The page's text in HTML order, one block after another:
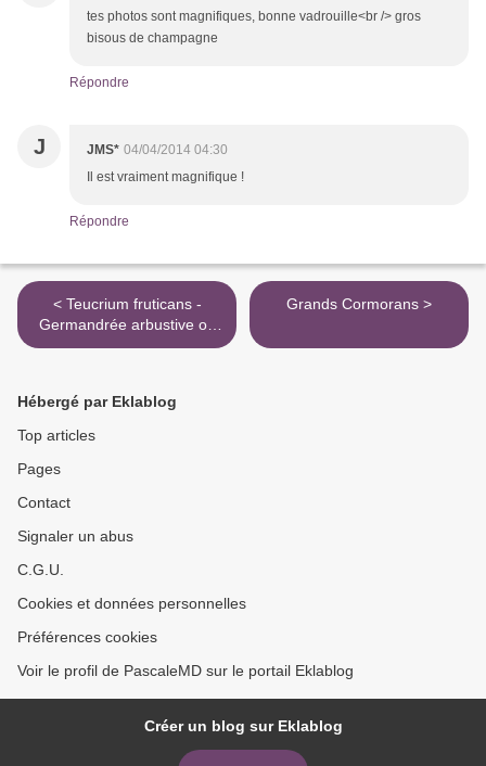
tes photos sont magnifiques, bonne vadrouille<br /> gros
bisous de champagne
Répondre
J JMS* 04/04/2014 04:30
Il est vraiment magnifique !
Répondre
< Teucrium fruticans -
Germandrée arbustive ou
Germandrée en arbre
Grands Cormorans >
Hébergé par Eklablog
Top articles
Pages
Contact
Signaler un abus
C.G.U.
Cookies et données personnelles
Préférences cookies
Voir le profil de PascaleMD sur le portail Eklablog
Créer un blog sur Eklablog